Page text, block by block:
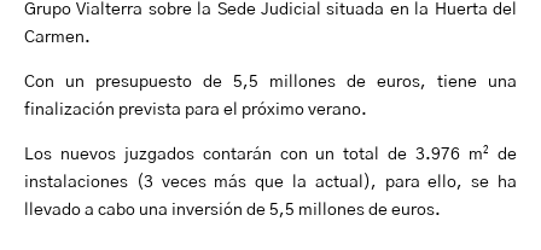
Grupo Vialterra sobre la Sede Judicial situada en la Huerta del
Carmen.
Con un presupuesto de 5,5 millones de euros, tiene una
finalización prevista para el próximo verano.
Los nuevos juzgados contarán con un total de 3.976 m² de
instalaciones (3 veces más que la actual), para ello, se ha
llevado a cabo una inversión de 5,5 millones de euros.